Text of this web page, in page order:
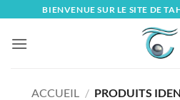
content
BIENVENUE SUR LE SITE DE
ACCUEIL / PRODUITS